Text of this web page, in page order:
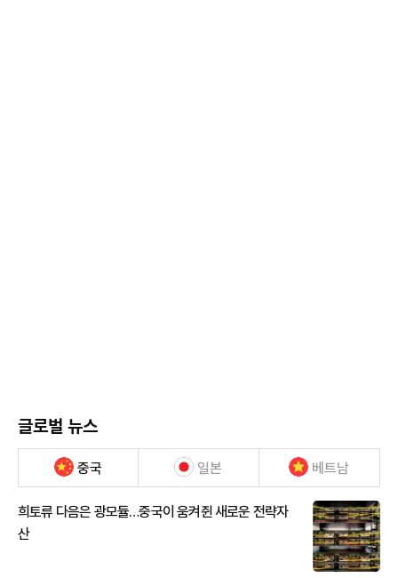
글로벌 뉴스
중국 일본 베트남
희토류 다음은 광모듈…중국이 움켜쥔 새로운 전략자
산